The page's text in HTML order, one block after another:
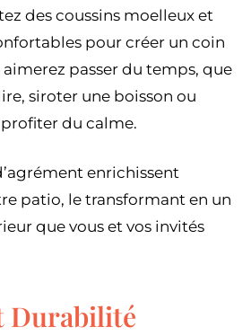
des coussins moelleux et
pour créer un coin
aimerez passer du temps, que
siroter une boisson ou
du calme.
enrichissent
patio, le transformant en un
que vous et vos invités
Durabilité